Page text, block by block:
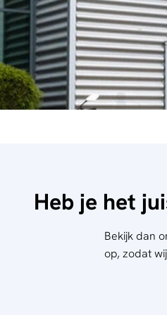
Heb je het
Bekijk dan
op, zodat